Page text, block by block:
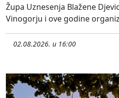
Župa Uznesenja Blažene
Vinogorju i ove godine
02.08.2026. u 16:00